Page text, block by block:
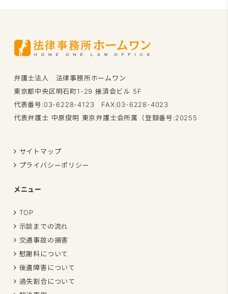
弁護士法人 法律事務所ホームワン
東京都中央区明石町1-29 掖済会ビル 5F
代表番号:03-6228-4123 FAX:03-6228-4023
代表弁護士 中原俊明 東京弁護士会所属（登録番号:20255
サイトマップ
プライバシーポリシー
メニュー
TOP
示談までの流れ
交通事故の損害
慰謝料について
後遺障害について
過失割合について